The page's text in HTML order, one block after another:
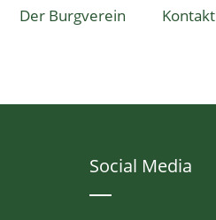
Der Burgverein Kontakt
Social Media